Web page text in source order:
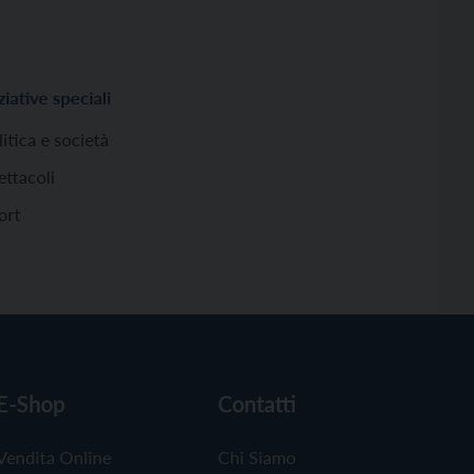
speciali
e società
Shop
Online
Contatti
Chi Siamo